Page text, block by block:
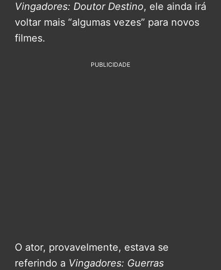
Vingadores: Doutor Destino, ele ainda irá
voltar mais “algumas vezes” para novos
filmes.
PUBLICIDADE
O ator, provavelmente, estava se
referindo a Vingadores: Guerras